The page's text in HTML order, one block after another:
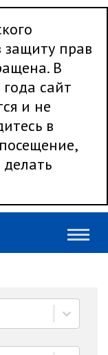
защиту прав
В
сайт
и не
в